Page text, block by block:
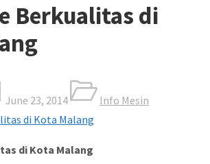
Berkualitas di
June 23, 2014 Info Mesin
di Kota Malang